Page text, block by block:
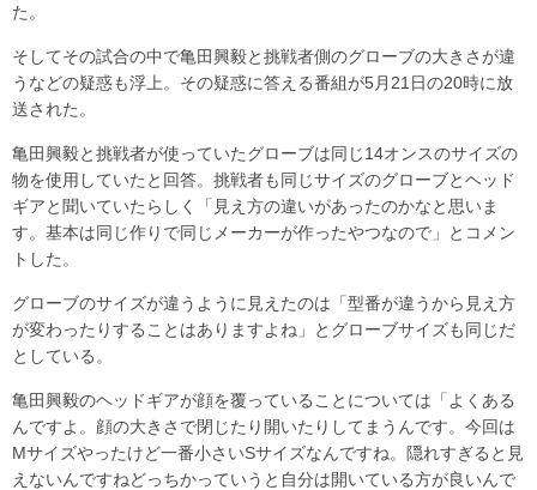
た。
そしてその試合の中で亀田興毅と挑戦者側のグローブの大きさが違
うなどの疑惑も浮上。その疑惑に答える番組が5月21日の20時に放
送された。
亀田興毅と挑戦者が使っていたグローブは同じ14オンスのサイズの
物を使用していたと回答。挑戦者も同じサイズのグローブとヘッド
ギアと聞いていたらしく「見え方の違いがあったのかなと思いま
す。基本は同じ作りで同じメーカーが作ったやつなので」とコメン
トした。
グローブのサイズが違うように見えたのは「型番が違うから見え方
が変わったりすることはありますよね」とグローブサイズも同じだ
としている。
亀田興毅のヘッドギアが顔を覆っていることについては「よくある
んですよ。顔の大きさで閉じたり開いたりしてまうんです。今回は
Mサイズやったけど一番小さいSサイズなんですね。隠れすぎると見
えないんですねどっちかっていうと自分は開いている方が良いんで